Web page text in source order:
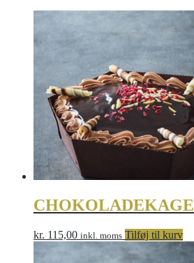
CHOKOLADEKAGE
kr. 115,00 inkl. moms Tilføj til kurv